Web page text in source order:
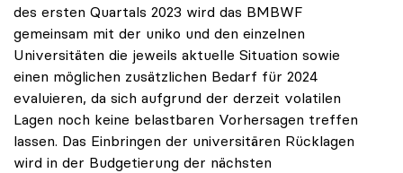
des ersten Quartals 2023 wird das BMBWF
gemeinsam mit der uniko und den einzelnen
Universitäten die jeweils aktuelle Situation sowie
einen möglichen zusätzlichen Bedarf für 2024
evaluieren, da sich aufgrund der derzeit volatilen
Lagen noch keine belastbaren Vorhersagen treffen
lassen. Das Einbringen der universitären Rücklagen
wird in der Budgetierung der nächsten